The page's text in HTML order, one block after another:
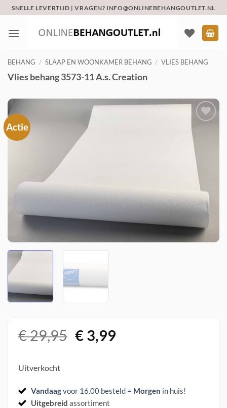
naar
inhoud
SNELLE LEVERTIJD | VRAGEN? INFO@ONLINEBEHANGOUTLET.NL
BEHANG / SLAAP EN WOONKAMER BEHANG / VLIES BEHANG
Vlies behang 3573-11 A.s. Creation
Actie
Toevoegen
aan
verlanglijst
€29,95 Oorspronkelijke
prijs
€3,99Huidige
Uitverkocht
Vandaagvoor 16.00 besteld = Morgen in huis!
Uitgebreid assortiment